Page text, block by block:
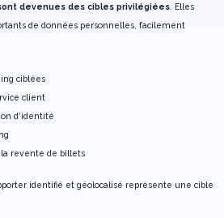
devenues des cibles privilégiées . Elles
de données personnelles, facilement
ciblées
client
d’identité
la revente de billets
identifié et géolocalisé représente une cible